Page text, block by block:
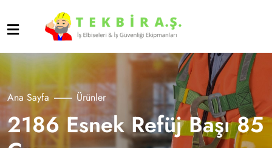
Ana Sayfa Ürünler
2186 Esnek Refüj Başı 85